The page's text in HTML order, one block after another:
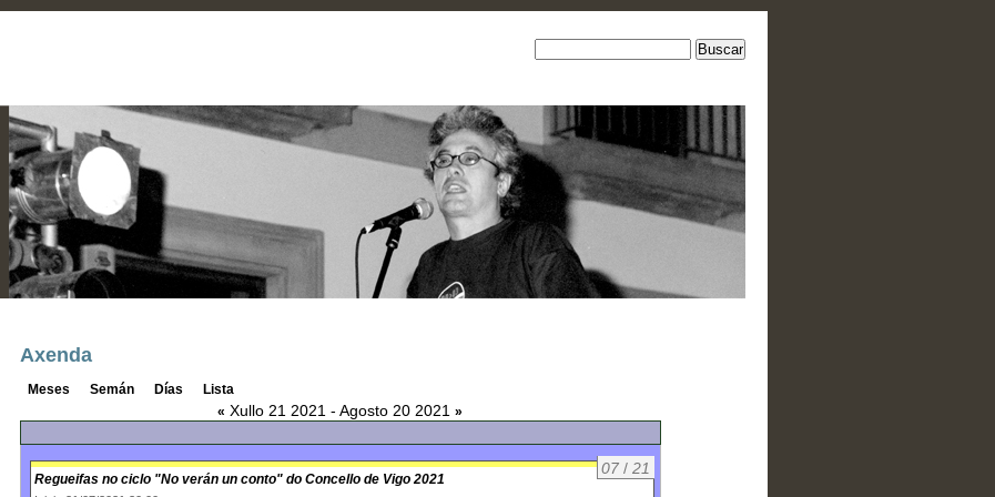
Axenda
Meses Semán Días
Lista
« Xullo 21 2021 - Agosto 20 2021 »
07 / 21
Regueifas no ciclo "No verán un conto" do Concello de Vigo 2021